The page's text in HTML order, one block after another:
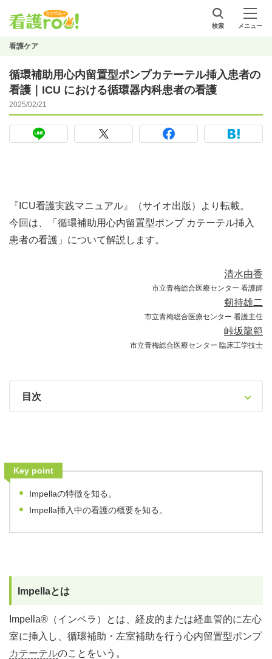
検索 メニュー
看護ケア
循環補助用心内留置型ポンプカテーテル挿入患者の
看護｜ICU における循環器内科患者の看護
2025/02/21
『ICU看護実践マニュアル』（サイオ出版）より転載。
今回は、「循環補助用心内留置型ポンプ カテーテル挿入
患者の看護」について解説します。
清水由香
市立青梅総合医療センター 看護師
剱持雄二
市立青梅総合医療センター 看護主任
峠坂龍範
市立青梅総合医療センター 臨床工学技士
目次
Key point
Impellaの特徴を知る。
Impella挿入中の看護の概要を知る。
Impellaとは
Impella®（インペラ）とは、経皮的または経血管的に左心
室に挿入し、循環補助・左室補助を行う心内留置型ポンプ
カテーテルのことをいう。